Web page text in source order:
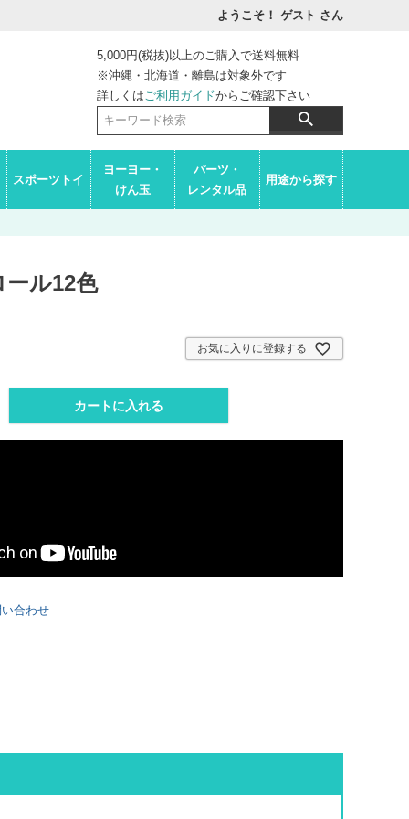
ようこそ！ ゲスト さん
5,000円(税抜)以上のご購入で送料無料
※沖縄・北海道・離島は対象外です
詳しくはご利用ガイドからご確認下さい
スポーツトイ
ヨーヨー・
けん玉
パーツ・
レンタル品
用途から探す
ル12色
お気に入りに登録する
カートに入れる
合わせ